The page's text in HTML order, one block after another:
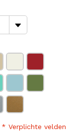
* Verplichte velden